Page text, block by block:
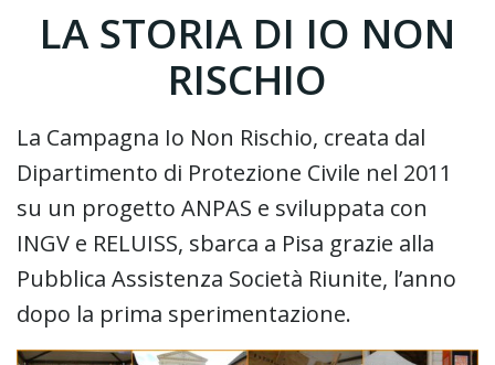
LA STORIA DI IO NON
RISCHIO
La Campagna Io Non Rischio, creata dal
Dipartimento di Protezione Civile nel 2011
su un progetto ANPAS e sviluppata con
INGV e RELUISS, sbarca a Pisa grazie alla
Pubblica Assistenza Società Riunite, l’anno
dopo la prima sperimentazione.